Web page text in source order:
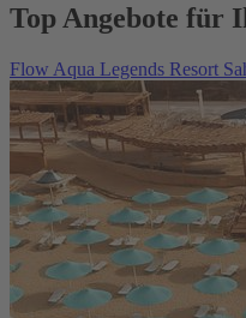
Top Angebote für
Flow Aqua Legends Resort